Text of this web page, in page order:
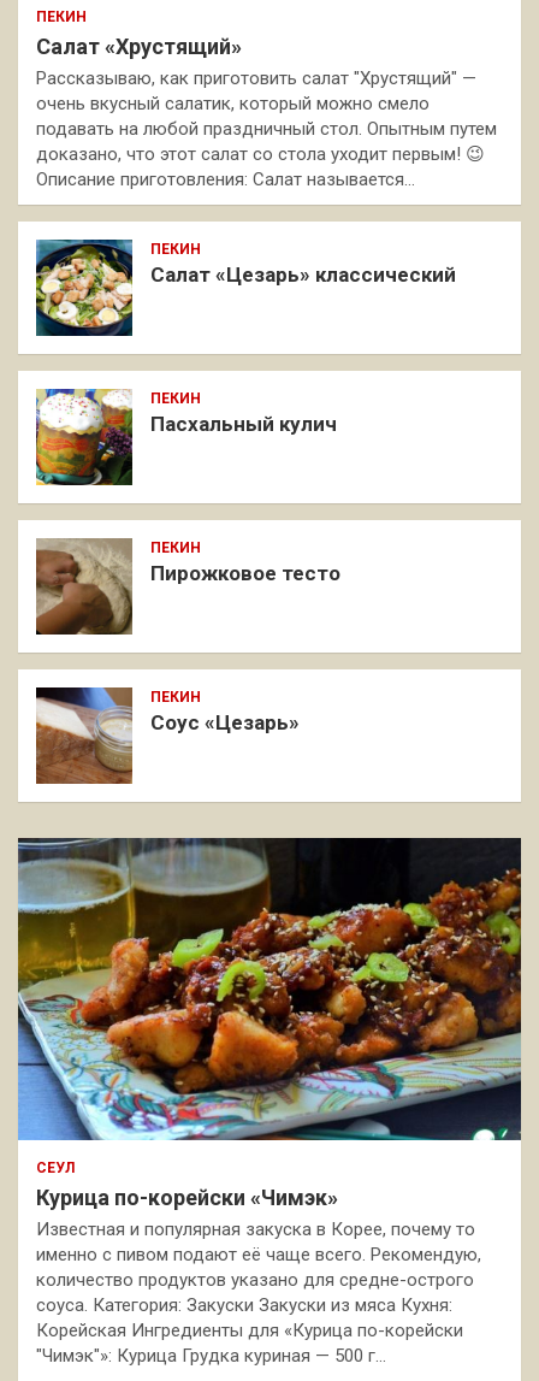
ПЕКИН
Салат «Хрустящий»
Рассказываю, как приготовить салат "Хрустящий" —
очень вкусный салатик, который можно смело
подавать на любой праздничный стол. Опытным путем
доказано, что этот салат со стола уходит первым! 😉
Описание приготовления: Салат называется…
ПЕКИН
Салат «Цезарь» классический
ПЕКИН
Пасхальный кулич
ПЕКИН
Пирожковое тесто
ПЕКИН
Соус «Цезарь»
СЕУЛ
Курица по-корейски «Чимэк»
Известная и популярная закуска в Корее, почему то
именно с пивом подают её чаще всего. Рекомендую,
количество продуктов указано для средне-острого
соуса. Категория: Закуски Закуски из мяса Кухня:
Корейская Ингредиенты для «Курица по-корейски
"Чимэк"»: Курица Грудка куриная — 500 г…